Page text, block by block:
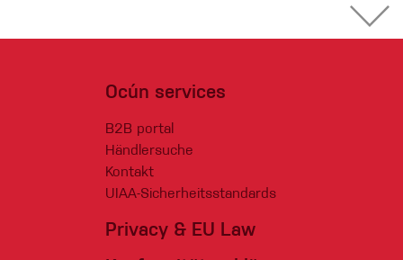
Ocún services
B2B portal
Händlersuche
Kontakt
UIAA-Sicherheitsstandards
Privacy & EU Law